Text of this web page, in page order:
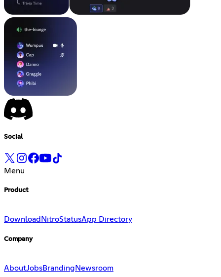
Social
Menu
Product
Download NitroStatusApp Directory
Company
AboutJobsBranding Newsroom